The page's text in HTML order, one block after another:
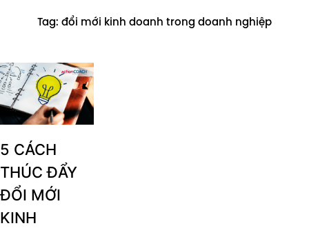
Tag: đổi mới kinh doanh trong doanh nghiệp
5 CÁCH
THÚC ĐẨY
ĐỔI MỚI
KINH